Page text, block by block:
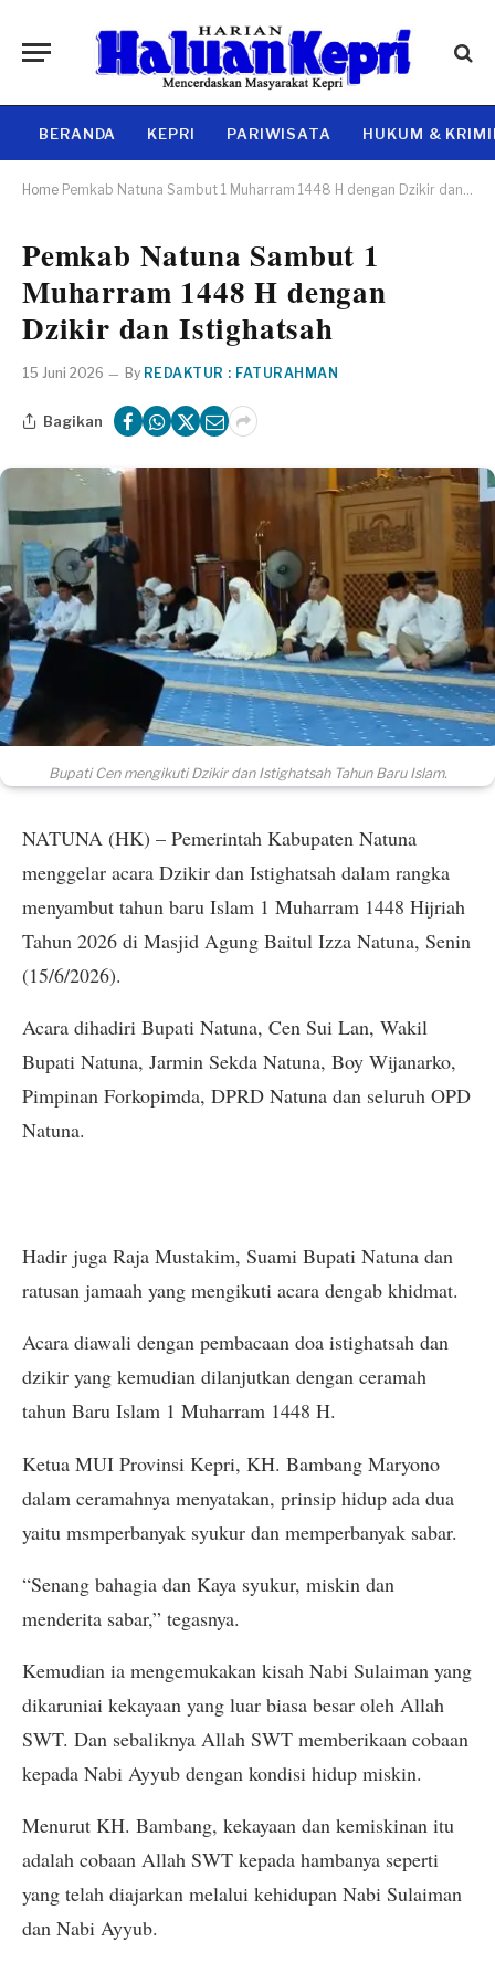
BERANDA KEPRI PARIWISATA HUKUM &
Home Pemkab Natuna Sambut 1 Muharram 1448 H dengan Dzikir dan Istighatsah
Pemkab Natuna Sambut 1
Muharram 1448 H dengan
Dzikir dan Istighatsah
15 Juni 2026 By REDAKTUR : FATURAHMAN
Bagikan
Bupati Cen mengikuti Dzikir dan Istighatsah Tahun Baru Islam.
NATUNA (HK) – Pemerintah Kabupaten Natuna
menggelar acara Dzikir dan Istighatsah dalam rangka
menyambut tahun baru Islam 1 Muharram 1448 Hijriah
Tahun 2026 di Masjid Agung Baitul Izza Natuna, Senin
(15/6/2026).
Acara dihadiri Bupati Natuna, Cen Sui Lan, Wakil
Bupati Natuna, Jarmin Sekda Natuna, Boy Wijanarko,
Pimpinan Forkopimda, DPRD Natuna dan seluruh OPD
Natuna.
Hadir juga Raja Mustakim, Suami Bupati Natuna dan
ratusan jamaah yang mengikuti acara dengab khidmat.
Acara diawali dengan pembacaan doa istighatsah dan
dzikir yang kemudian dilanjutkan dengan ceramah
tahun Baru Islam 1 Muharram 1448 H.
Ketua MUI Provinsi Kepri, KH. Bambang Maryono
dalam ceramahnya menyatakan, prinsip hidup ada dua
yaitu msmperbanyak syukur dan memperbanyak sabar.
“Senang bahagia dan Kaya syukur, miskin dan
menderita sabar,” tegasnya.
Kemudian ia mengemukakan kisah Nabi Sulaiman yang
dikaruniai kekayaan yang luar biasa besar oleh Allah
SWT. Dan sebaliknya Allah SWT memberikaan cobaan
kepada Nabi Ayyub dengan kondisi hidup miskin.
Menurut KH. Bambang, kekayaan dan kemiskinan itu
adalah cobaan Allah SWT kepada hambanya seperti
yang telah diajarkan melalui kehidupan Nabi Sulaiman
dan Nabi Ayyub.